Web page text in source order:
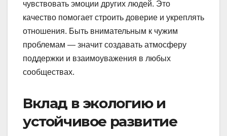
чувствовать эмоции других людей. Это
качество помогает строить доверие и укреплять
отношения. Быть внимательным к чужим
проблемам — значит создавать атмосферу
поддержки и взаимоуважения в любых
сообществах.
Вклад в экологию и
устойчивое развитие